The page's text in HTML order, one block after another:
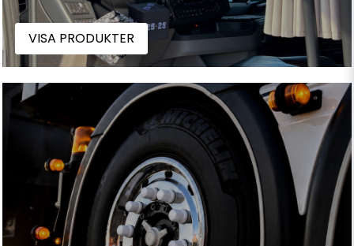
VISA PRODUKTER